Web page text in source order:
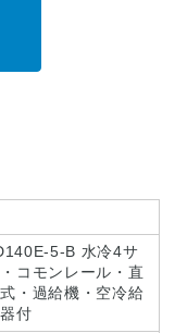
5-B 水冷4サ
コモンレール・直
・過給機・空冷給
付